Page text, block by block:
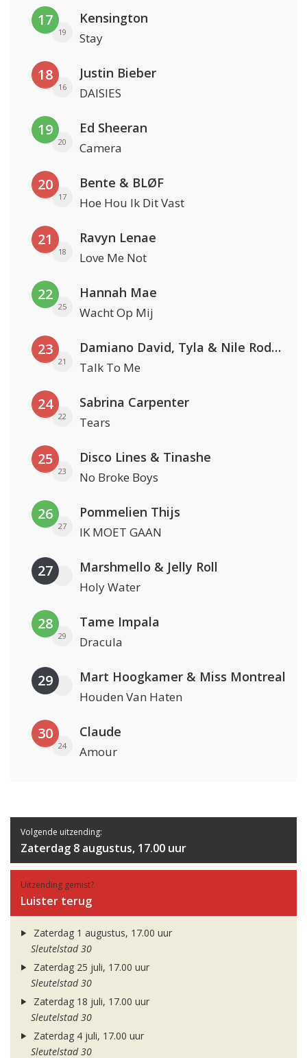
17
19
Kensington
Stay
18
16
Justin Bieber
DAISIES
19
20
Ed Sheeran
Camera
20
17
Bente & BLØF
Hoe Hou Ik Dit Vast
21
18
Ravyn Lenae
Love Me Not
22
25
Hannah Mae
Wacht Op Mij
23
21
Damiano David, Tyla & Nile Rodgers
Talk To Me
24
22
Sabrina Carpenter
Tears
25
23
Disco Lines & Tinashe
No Broke Boys
26
27
Pommelien Thijs
IK MOET GAAN
27 Marshmello & Jelly Roll
Holy Water
28
29
Tame Impala
Dracula
29 Mart Hoogkamer & Miss Montreal
Houden Van Haten
30
24
Claude
Amour
Volgende uitzending:
Zaterdag 8 augustus, 17.00 uur
Uitzending gemist?
Luister terug
Zaterdag 1 augustus, 17.00 uur
Sleutelstad 30
Zaterdag 25 juli, 17.00 uur
Sleutelstad 30
Zaterdag 18 juli, 17.00 uur
Sleutelstad 30
Zaterdag 4 juli, 17.00 uur
Sleutelstad 30